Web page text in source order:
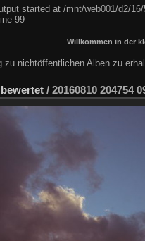
started at /mnt/web001/d2/
99
Willkommen in der
zu nichtöffentlichen Alben zu
/ 20160810 204754